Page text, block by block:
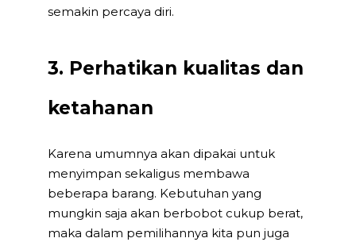
semakin percaya diri.
3. Perhatikan kualitas dan
ketahanan
Karena umumnya akan dipakai untuk
menyimpan sekaligus membawa
beberapa barang. Kebutuhan yang
mungkin saja akan berbobot cukup berat,
maka dalam pemilihannya kita pun juga